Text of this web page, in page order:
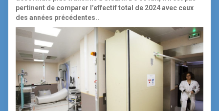
pertinent de comparer l’effectif total de 2024 avec ceux
des années précédentes..